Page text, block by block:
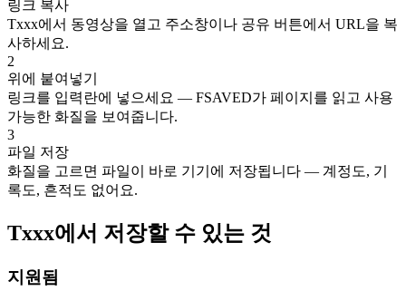
링크 복사
Txxx에서 동영상을 열고 주소창이나 공유 버튼에서 URL을 복
사하세요.
2
위에 붙여넣기
링크를 입력란에 넣으세요 — FSAVED가 페이지를 읽고 사용
가능한 화질을 보여줍니다.
3
파일 저장
화질을 고르면 파일이 바로 기기에 저장됩니다 — 계정도, 기
록도, 흔적도 없어요.
Txxx에서 저장할 수 있는 것
지원됨